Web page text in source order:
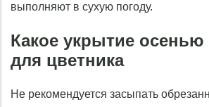
выполняют в сухую погоду.
Какое укрытие
для цветника
Не рекомендуется засыпать